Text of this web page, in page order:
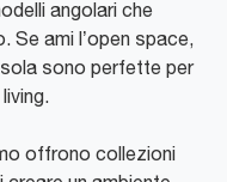
angolari che
Se ami l’open space,
sono perfette per
offrono collezioni